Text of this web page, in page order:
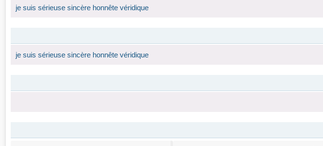
je suis sérieuse sincère honnête véridique
je suis sérieuse sincère honnête véridique